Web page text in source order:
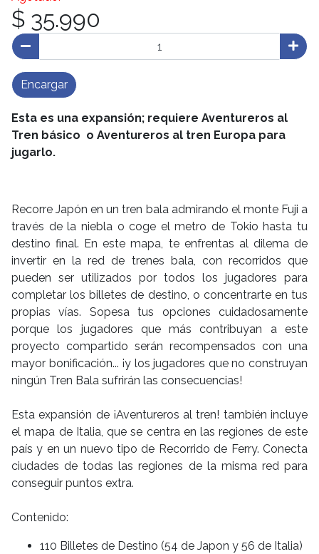
$ 35.990
Encargar
Esta es una expansión; requiere Aventureros al
Tren básico o Aventureros al tren Europa para
jugarlo.
Recorre Japón en un tren bala admirando el monte Fuji a
través de la niebla o coge el metro de Tokio hasta tu
destino final. En este mapa, te enfrentas al dilema de
invertir en la red de trenes bala, con recorridos que
pueden ser utilizados por todos los jugadores para
completar los billetes de destino, o concentrarte en tus
propias vías. Sopesa tus opciones cuidadosamente
porque los jugadores que más contribuyan a este
proyecto compartido serán recompensados con una
mayor bonificación... ¡y los jugadores que no construyan
ningún Tren Bala sufrirán las consecuencias!
Esta expansión de ¡Aventureros al tren! también incluye
el mapa de Italia, que se centra en las regiones de este
país y en un nuevo tipo de Recorrido de Ferry. Conecta
ciudades de todas las regiones de la misma red para
conseguir puntos extra.
Contenido:
110 Billetes de Destino (54 de Japon y 56 de Italia)